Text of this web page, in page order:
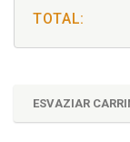
TOTAL:
ESVAZIAR